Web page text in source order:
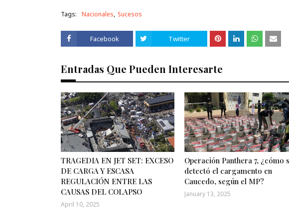
Tags: Nacionales Sucesos
Facebook Twitter
Entradas Que Pueden Interesarte
TRAGEDIA EN JET SET: EXCESO
DE CARGA Y ESCASA
REGULACIÓN ENTRE LAS
CAUSAS DEL COLAPSO
April 10, 2025
Operación Panthera 7, ¿cómo
detectó el cargamento en
Caucedo, según el MP?
January 13, 2025